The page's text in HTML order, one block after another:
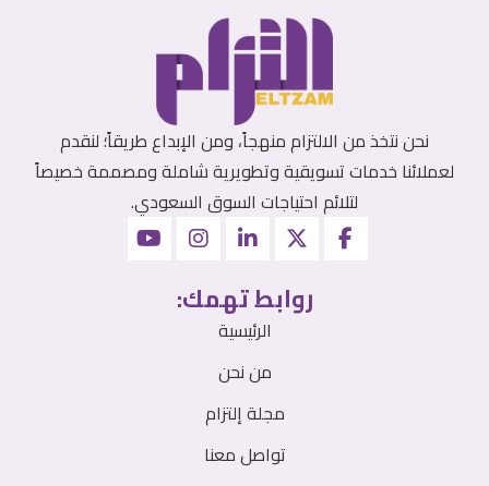
نحن نتخذ من الالتزام منهجاً، ومن الإبداع طريقاً؛ لنقدم
لعملائنا خدمات تسويقية وتطويرية شاملة ومصممة خصيصاً
لتلائم احتياجات السوق السعودي.
روابط تهمك:
الرئيسية
من نحن
مجلة إلتزام
تواصل معنا